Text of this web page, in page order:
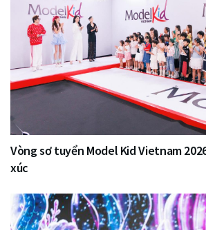
Vòng sơ tuyển Model Kid Vietnam
xúc